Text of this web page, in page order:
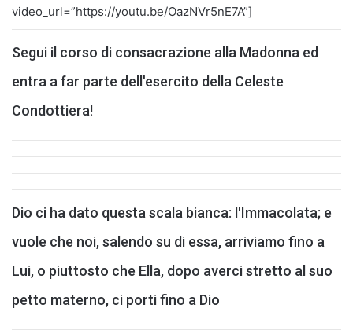
video_url=”https://youtu.be/OazNVr5nE7A”]
Segui il corso di consacrazione alla Madonna ed
entra a far parte dell'esercito della Celeste
Condottiera!
Dio ci ha dato questa scala bianca: l'Immacolata; e
vuole che noi, salendo su di essa, arriviamo fino a
Lui, o piuttosto che Ella, dopo averci stretto al suo
petto materno, ci porti fino a Dio